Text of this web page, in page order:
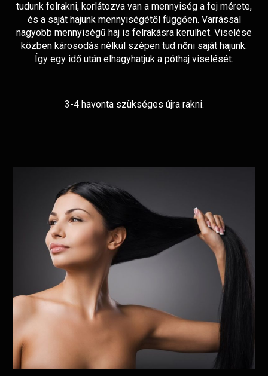
tudunk felrakni, korlátozva van a mennyiség a fej mérete,
és a saját hajunk mennyiségétől függően. Varrással
nagyobb mennyiségű haj is felrakásra kerülhet. Viselése
közben károsodás nélkül szépen tud nőni saját hajunk.
Így egy idő után elhagyhatjuk a póthaj viselését.
3-4 havonta szükséges újra rakni.